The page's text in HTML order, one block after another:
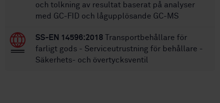
och tolkning av resultat baserat på analyser
med GC-FID och lågupplösande GC-MS
SS-EN 14596:2018 Transportbehållare för
farligt gods - Serviceutrustning för behållare -
Säkerhets- och övertycksventil